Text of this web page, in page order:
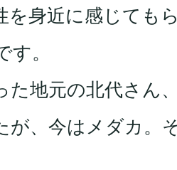
身近に感じても
。
た地元の北代さん
、今はメダカ。